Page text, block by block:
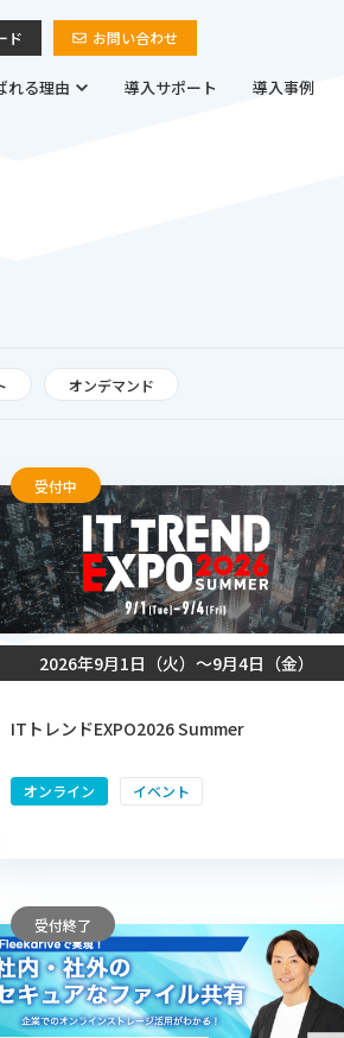
ド お問い合わせ
れる理由 導入サポート 導入事例
オンデマンド
受付中
2026年9月1日（火）〜9月4日（金）
ITトレンドEXPO2026 Summer
オンライン イベント
受付終了